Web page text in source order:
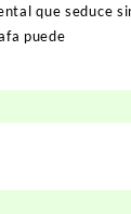
que seduce
puede